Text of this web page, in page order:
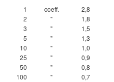
1 coeff.
2,8
2 "
1,8
3 "
1,5
5 "
1,3
10 "
1,0
25 "
0,9
50 "
0,8
100 " 0,7